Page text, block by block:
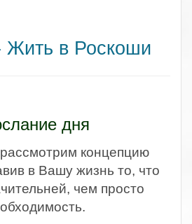
Жить в Роскоши
дня
концепцию
в Вашу жизнь то, что
чем просто